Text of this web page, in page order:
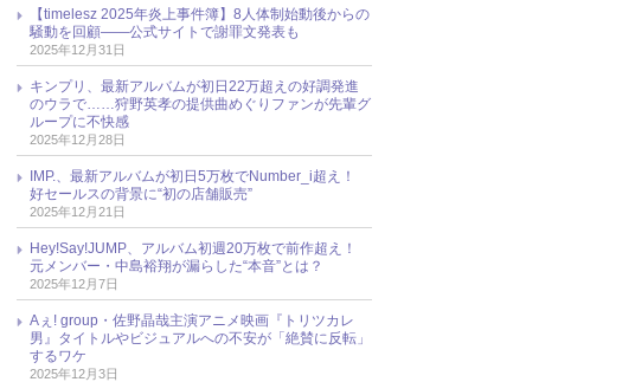
【timelesz 2025年炎上事件簿】8人体制始動後からの
騒動を回顧――公式サイトで謝罪文発表も
2025年12月31日
キンプリ、最新アルバムが初日22万超えの好調発進
のウラで……狩野英孝の提供曲めぐりファンが先輩グ
ループに不快感
2025年12月28日
IMP.、最新アルバムが初日5万枚でNumber_i超え！
好セールスの背景に“初の店舗販売”
2025年12月21日
Hey!Say!JUMP、アルバム初週20万枚で前作超え！
元メンバー・中島裕翔が漏らした“本音”とは？
2025年12月7日
Aぇ! group・佐野晶哉主演アニメ映画『トリツカレ
男』タイトルやビジュアルへの不安が「絶賛に反転」
するワケ
2025年12月3日